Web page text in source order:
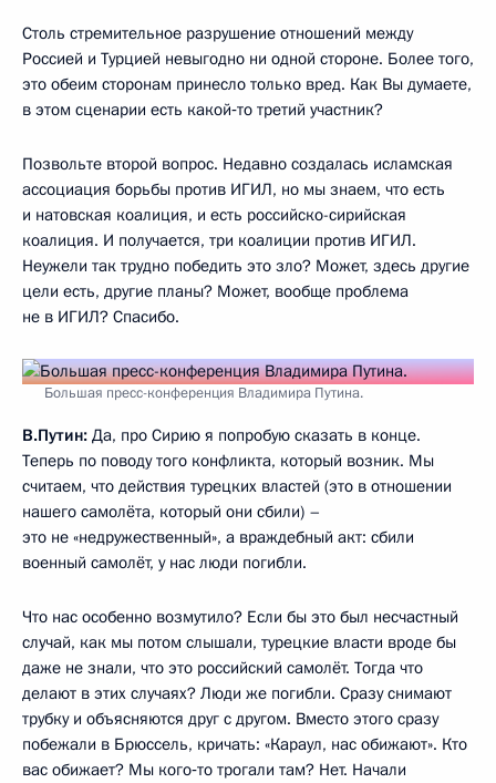
Столь стремительное разрушение отношений между
Россией и Турцией невыгодно ни одной стороне. Более того,
это обеим сторонам принесло только вред. Как Вы думаете,
в этом сценарии есть какой‑то третий участник?
Позвольте второй вопрос. Недавно создалась исламская
ассоциация борьбы против ИГИЛ, но мы знаем, что есть
и натовская коалиция, и есть российско-сирийская
коалиция. И получается, три коалиции против ИГИЛ.
Неужели так трудно победить это зло? Может, здесь другие
цели есть, другие планы? Может, вообще проблема
не в ИГИЛ? Спасибо.
Большая пресс-конференция Владимира Путина.
В.Путин: Да, про Сирию я попробую сказать в конце.
Теперь по поводу того конфликта, который возник. Мы
считаем, что действия турецких властей (это в отношении
нашего самолёта, который они сбили) –
это не «недружественный», а враждебный акт: сбили
военный самолёт, у нас люди погибли.
Что нас особенно возмутило? Если бы это был несчастный
случай, как мы потом слышали, турецкие власти вроде бы
даже не знали, что это российский самолёт. Тогда что
делают в этих случаях? Люди же погибли. Сразу снимают
трубку и объясняются друг с другом. Вместо этого сразу
побежали в Брюссель, кричать: «Караул, нас обижают». Кто
вас обижает? Мы кого‑то трогали там? Нет. Начали